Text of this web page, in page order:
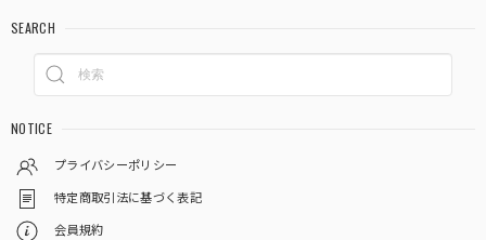
SEARCH
NOTICE
プライバシーポリシー
特定商取引法に基づく表記
会員規約